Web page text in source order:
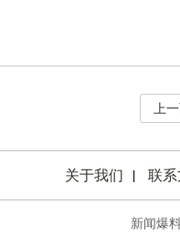
假日、重
安全宣传
报讯在第
道多部门
上
关于我们 联
新闻爆